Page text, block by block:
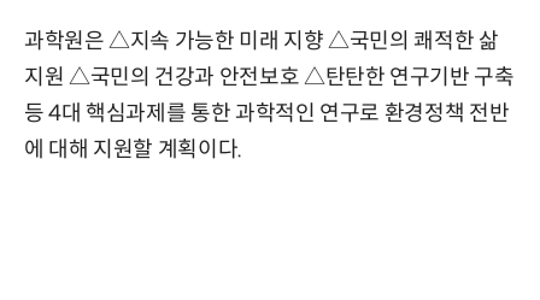
과학원은 △지속 가능한 미래 지향 △국민의 쾌적한 삶
지원 △국민의 건강과 안전보호 △탄탄한 연구기반 구축
등 4대 핵심과제를 통한 과학적인 연구로 환경정책 전반
에 대해 지원할 계획이다.